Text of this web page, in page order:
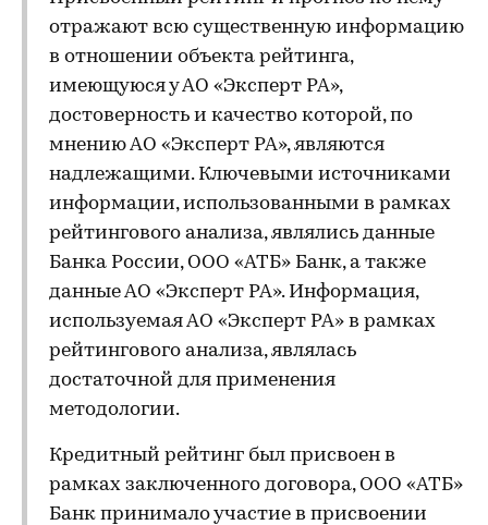
отражают всю существенную информацию
в отношении объекта рейтинга,
имеющуюся у АО «Эксперт РА»,
достоверность и качество которой, по
мнению АО «Эксперт РА», являются
надлежащими. Ключевыми источниками
информации, использованными в рамках
рейтингового анализа, являлись данные
Банка России, ООО «АТБ» Банк, а также
данные АО «Эксперт РА». Информация,
используемая АО «Эксперт РА» в рамках
рейтингового анализа, являлась
достаточной для применения
методологии.
Кредитный рейтинг был присвоен в
рамках заключенного договора, ООО «АТБ»
Банк принимало участие в присвоении